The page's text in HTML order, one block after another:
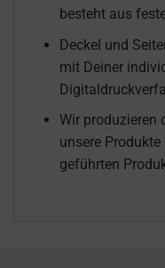
besteht aus
Deckel und
mit Deiner
Wir produzieren
unsere
geführten